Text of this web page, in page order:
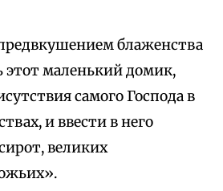
блаженства
этот маленький домик,
самого Господа в
и ввести в него
великих